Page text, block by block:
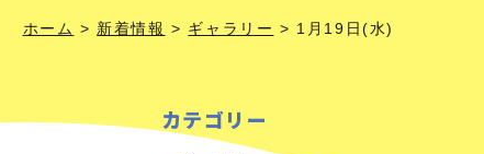
ホーム > 新着情報 > ギャラリー > 1月19日(水)
カテゴリー